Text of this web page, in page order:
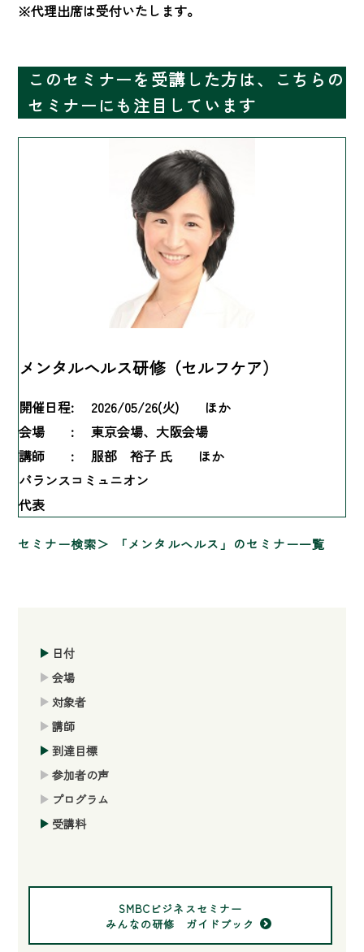
日付
会場
対象者
講師
到達目標
参加者の声
プログラム
受講料
SMBCビジネスセミナー
みんなの研修 ガイドブック
※代理出席は受付いたします。
このセミナーを受講した方は、こちらの
セミナーにも注目しています
メンタルヘルス研修（セルフケア）
開催日程:
2026/05/26(火) ほか
会場 :
東京会場、大阪会場
講師 :
服部 裕子 氏 ほか
バランスコミュニオン
代表
セミナー検索 「メンタルヘルス」のセミナー一覧